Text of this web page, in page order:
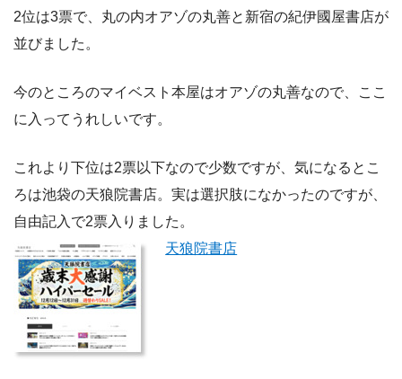
2位は3票で、丸の内オアゾの丸善と新宿の紀伊國屋書店が
並びました。
今のところのマイベスト本屋はオアゾの丸善なので、ここ
に入ってうれしいです。
これより下位は2票以下なので少数ですが、気になるとこ
ろは池袋の天狼院書店。実は選択肢になかったのですが、
自由記入で2票入りました。
天狼院書店